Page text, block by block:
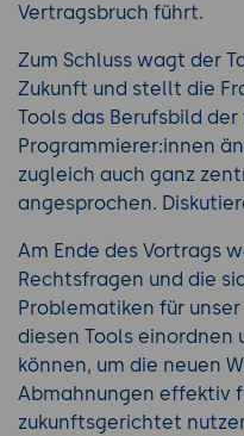
Vertragsbruch führt.
Zum Schluss wagt der
Zukunft und stellt die
Tools das Berufsbild
Programmierer:innen
zugleich auch ganz
angesprochen.
Am Ende des Vortrags
Rechtsfragen und die
Problematiken für
diesen Tools einordnen
können, um die neuen
Abmahnungen effektiv
zukunftsgerichtet